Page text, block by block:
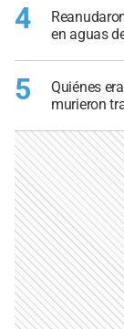
4
en aguas
5
Quiénes
murieron